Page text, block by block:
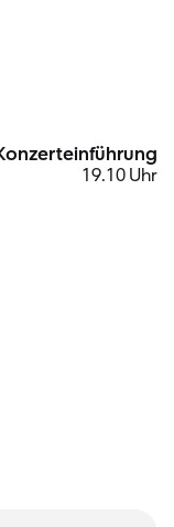
19.10 Uhr